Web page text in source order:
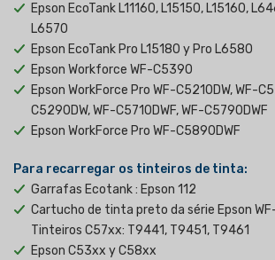
Epson EcoTank L11160, L15150, L15160,
L6570
Epson EcoTank Pro L15180 y Pro L6580
Epson Workforce WF-C5390
Epson WorkForce Pro WF-C5210DW, WF-
C5290DW, WF-C5710DWF, WF-C5790DWF
Epson WorkForce Pro WF-C5890DWF
Para recarregar os tinteiros de tinta:
Garrafas Ecotank : Epson 112
Cartucho de tinta preto da série Epson
Tinteiros C57xx: T9441, T9451, T9461
Epson C53xx y C58xx